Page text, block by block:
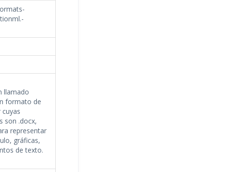
llamado
formato de
son .docx,
representar
gráficas,
de texto.